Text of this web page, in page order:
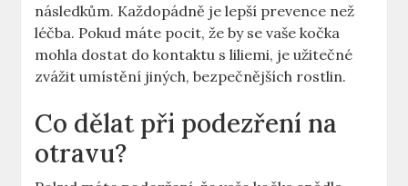
následkům. Každopádně je lepší prevence než
léčba. Pokud máte pocit, že by se vaše kočka
mohla dostat do kontaktu s liliemi, je užitečné
zvážit umístění jiných, bezpečnějších rostlin.
Co dělat při podezření na
otravu?